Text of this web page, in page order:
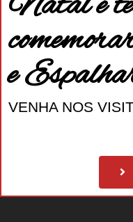
e
VENHA NOS